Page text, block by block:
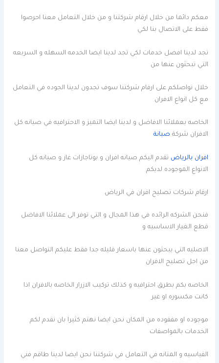
معكم دائما من خلال ارقام شركتنا و من خلال التعامل معنا احرصوا
فقط على الاتصال بنا لكي
تجد لدينا افضل خدمات لكي تجد لدينا ايضا الخدمه السهله و السريعه
التي تبحثون عنها من
خلال تواصلكم على ارقام شركتنا سوف تجدون لدينا الجوده في التعامل
مع كل انواع الافران
الخاصه بعملائنا الافاضل و لدينا ايضا التميز و الاحترافيه في صيانه كل
الافران شركة صيانة
افران بالرياض تقدم اليكم صيانه افران و بوتاجازات غاز و صيانه كل
الانواع الموجوده لديكم
ارقام شركات تصليح افران في الرياض
فنحن الشركه الرائده في هذا المجال و التي توفر الى عملائنا الافاضل
قطع الغيار الاساسيه و
الاصليه التي يبحثون عنها باسعار قليله جدا فقط عليكم التواصل معنا
من اجل تصليح الافران
الخاصه بكم بطرق احترافيه و كذلك تركيب الازرار الخاصه بالافران اذا
كانت مكسوره او غير
موجوده او مفقوده من المكان نحن ايضا نهتم كثيرا بان نقدم لكم
الخدمات بالمواصفات
القياسيه و المتانه في التعامل في شركتنا نحن ايضا لدينا طاقم فني